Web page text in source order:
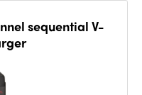
sequential V-